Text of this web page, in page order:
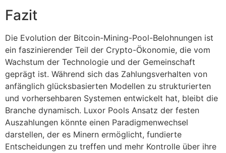
Fazit
Die Evolution der Bitcoin-Mining-Pool-Belohnungen ist
ein faszinierender Teil der Crypto-Ökonomie, die vom
Wachstum der Technologie und der Gemeinschaft
geprägt ist. Während sich das Zahlungsverhalten von
anfänglich glücksbasierten Modellen zu strukturierten
und vorhersehbaren Systemen entwickelt hat, bleibt die
Branche dynamisch. Luxor Pools Ansatz der festen
Auszahlungen könnte einen Paradigmenwechsel
darstellen, der es Minern ermöglicht, fundierte
Entscheidungen zu treffen und mehr Kontrolle über ihre